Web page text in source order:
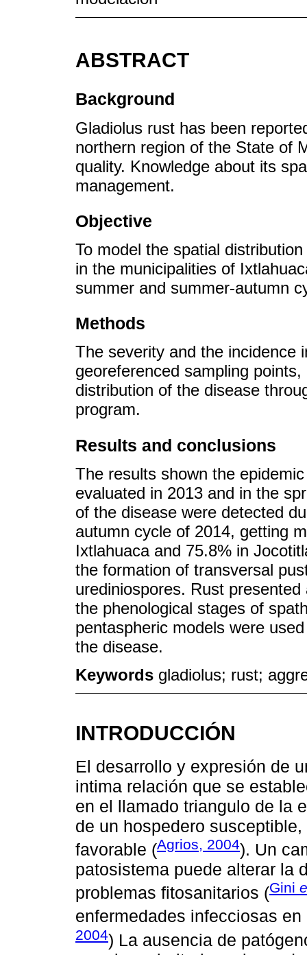
ABSTRACT
Background
Gladiolus rust has been
northern region of the State of
quality. Knowledge about its
management.
Objective
To model the spatial
in the municipalities of
summer and summer-autumn
Methods
The severity and the incidence
georeferenced sampling
distribution of the disease
program.
Results and conclusions
The results shown the
evaluated in 2013 and in the
of the disease were detected
autumn cycle of 2014, getting
Ixtlahuaca and 75.8% in
the formation of transversal
urediniospores. Rust
the phenological stages of
pentaspheric models were
the disease.
Keywords gladiolus; rust;
INTRODUCCIÓN
El desarrollo y expresión de
intima relación que se
en el llamado triangulo de la
de un hospedero
favorable (Agrios, 2004). Un
patosistema puede alterar la
problemas fitosanitarios (Gini
enfermedades infecciosas
2004) La ausencia de